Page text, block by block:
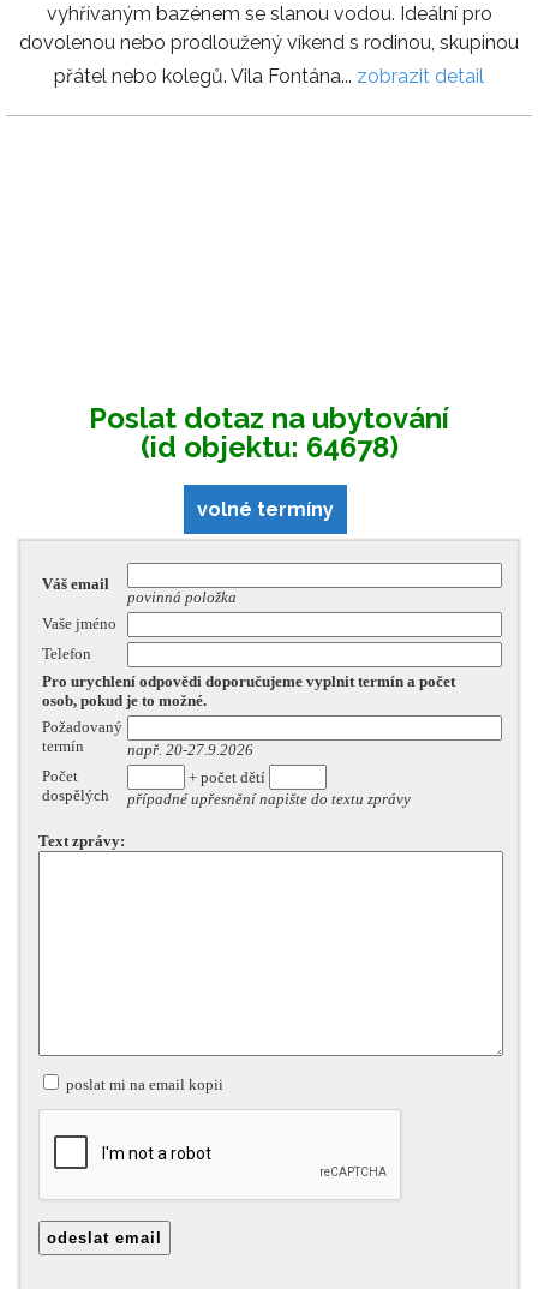
vyhřívaným bazénem se slanou vodou. Ideální pro
dovolenou nebo prodloužený víkend s rodinou, skupinou
přátel nebo kolegů. Vila Fontána... zobrazit detail
Poslat dotaz na ubytování
(id objektu: 64678)
volné termíny